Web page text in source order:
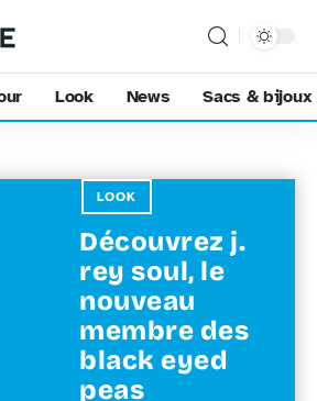
Look News Sacs & bijoux
LOOK
Découvrez j.
rey soul, le
nouveau
membre des
black eyed
peas